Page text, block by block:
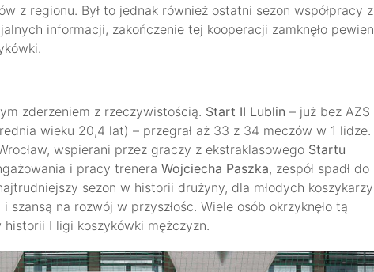
z regionu. Był to jednak również ostatni sezon współpracy z
informacji, zakończenie tej kooperacji zamknęło pewien
zderzeniem z rzeczywistością. Start II Lublin – już bez AZS
wieku 20,4 lat) – przegrał aż 33 z 34 meczów w 1 lidze.
wspierani przez graczy z ekstraklasowego Startu
i pracy trenera Wojciecha Paszka, zespół spadł do
sezon w historii drużyny, dla młodych koszykarzy
szansą na rozwój w przyszłośc. Wiele osób okrzyknęło tą
I ligi koszykówki mężczyzn.